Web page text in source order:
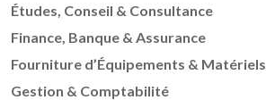
Études, Conseil & Consultance
Finance, Banque & Assurance
Fourniture d’Équipements & Matériels
Gestion & Comptabilité